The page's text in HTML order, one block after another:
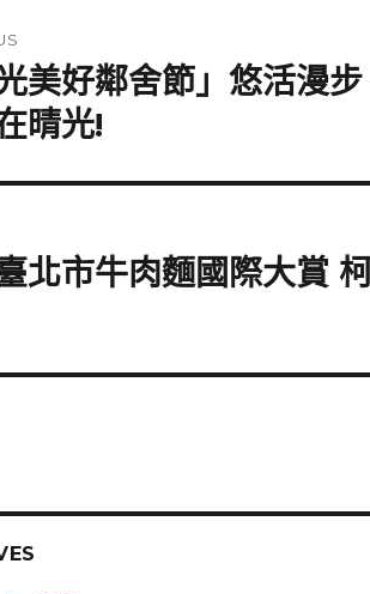
光美好鄰舍節」悠活
晴光!
北市牛肉麵國際大賞